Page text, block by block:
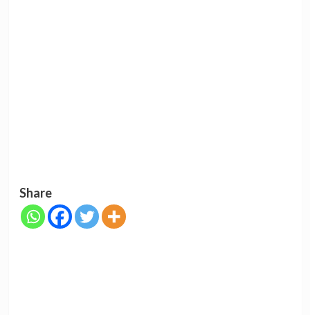
Share